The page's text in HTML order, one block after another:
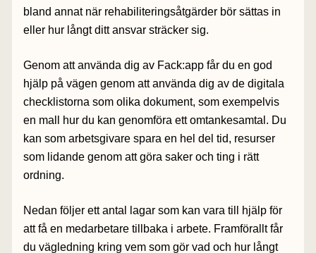
bland annat när rehabiliteringsåtgärder bör sättas in
eller hur långt ditt ansvar sträcker sig.
Genom att använda dig av Fack:app får du en god
hjälp på vägen genom att använda dig av de digitala
checklistorna som olika dokument, som exempelvis
en mall hur du kan genomföra ett omtankesamtal. Du
kan som arbetsgivare spara en hel del tid, resurser
som lidande genom att göra saker och ting i rätt
ordning.
Nedan följer ett antal lagar som kan vara till hjälp för
att få en medarbetare tillbaka i arbete. Framförallt får
du vägledning kring vem som gör vad och hur långt